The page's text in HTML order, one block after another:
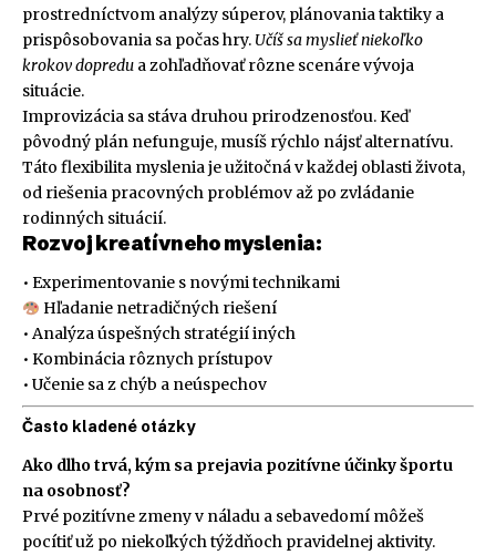
prostredníctvom analýzy súperov, plánovania taktiky a
prispôsobovania sa počas hry. Učíš sa myslieť niekoľko
krokov dopredu a zohľadňovať rôzne scenáre vývoja
situácie.
Improvizácia sa stáva druhou prirodzenosťou. Keď
pôvodný plán nefunguje, musíš rýchlo nájsť alternatívu.
Táto flexibilita myslenia je užitočná v každej oblasti života,
od riešenia pracovných problémov až po zvládanie
rodinných situácií.
Rozvoj kreatívneho myslenia:
• Experimentovanie s novými technikami
Hľadanie netradičných riešení
• Analýza úspešných stratégií iných
• Kombinácia rôznych prístupov
• Učenie sa z chýb a neúspechov
Často kladené otázky
Ako dlho trvá, kým sa prejavia pozitívne účinky športu
na osobnosť?
Prvé pozitívne zmeny v náladu a sebavedomí môžeš
pocítiť už po niekoľkých týždňoch pravidelnej aktivity.